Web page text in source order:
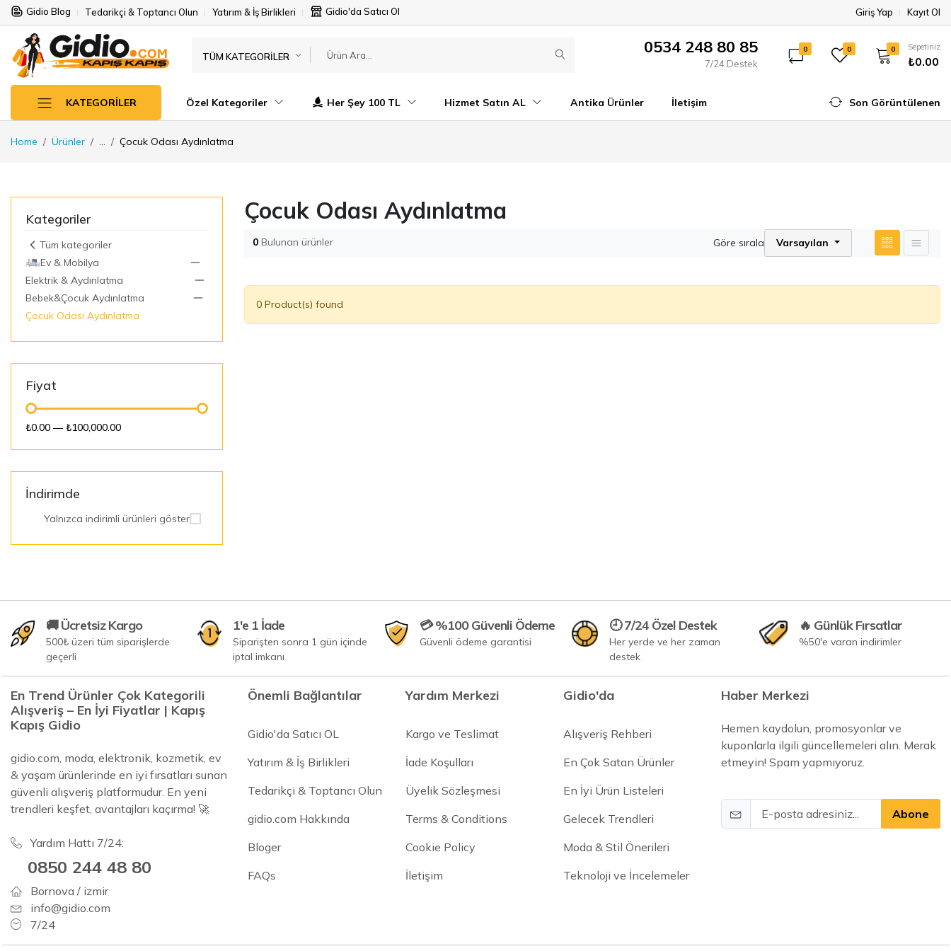
Gidio Blog Tedarikçi & Toptancı Olun Yatırım & İş Birlikleri Gidio'da Satıcı Ol Giriş Yap Kayıt Ol
TÜM KATEGORILER 0534 248 80 85
7/24 Destek
0 0 0 Sepetiniz
₺0.00
KATEGORILER Özel Kategoriler Her Şey 100 TL Hizmet Satın AL Antika Ürünler İletişim Son Görüntülenen
Home Ürünler Çocuk Odası Aydınlatma
Kategoriler
Tüm kategoriler
Ev & Mobilya
Elektrik & Aydınlatma
Bebek&Çocuk Aydınlatma
Çocuk Odası Aydınlatma
Fiyat
₺0.00 —₺100,000.00
İndirimde
Yalnızca indirimli ürünleri göster
Çocuk Odası Aydınlatma
0 Bulunan ürünler Göre sırala Varsayılan
0 Product(s) found
🚚 Ücretsiz Kargo
500₺ üzeri tüm siparişlerde
geçerli
1'e 1 İade
Siparişten sonra 1 gün içinde
iptal imkanı
💳 %100 Güvenli Ödeme
Güvenli ödeme garantisi
🕘 7/24 Özel Destek
Her yerde ve her zaman
destek
🔥 Günlük Fırsatlar
%50'e varan indirimler
En Trend Ürünler Çok Kategorili
Alışveriş – En İyi Fiyatlar | Kapış
Kapış Gidio
gidio.com, moda, elektronik, kozmetik, ev
& yaşam ürünlerinde en iyi fırsatları sunan
güvenli alışveriş platformudur. En yeni
trendleri keşfet, avantajları kaçırma! 🚀
Yardım Hattı 7/24:
0850 244 48 80
Bornova / izmir
info@gidio.com
7/24
Önemli Bağlantılar
Gidio'da Satıcı OL
Yatırım & İş Birlikleri
Tedarikçi & Toptancı Olun
gidio.com Hakkında
Bloger
FAQs
Yardım Merkezi
Kargo ve Teslimat
İade Koşulları
Üyelik Sözleşmesi
Terms & Conditions
Cookie Policy
İletişim
Gidio'da
Alışveriş Rehberi
En Çok Satan Ürünler
En İyi Ürün Listeleri
Gelecek Trendleri
Moda & Stil Önerileri
Teknoloji ve İncelemeler
Haber Merkezi
Hemen kaydolun, promosyonlar ve
kuponlarla ilgili güncellemeleri alın. Merak
etmeyin! Spam yapmıyoruz.
Abone